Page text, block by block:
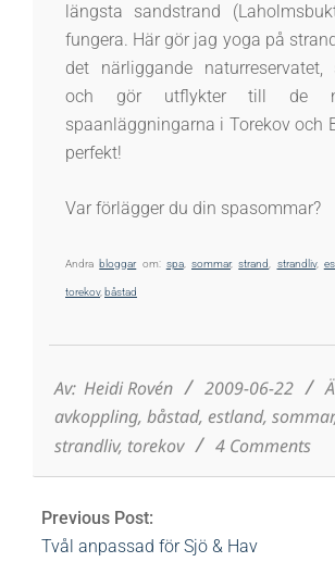
längsta sandstrand
fungera. Här gör jag yoga på
det närliggande
och gör utflykter till de
spaanläggningarna i Torekov och
perfekt!
Var förlägger du din spasommar?
Andrabloggarom: spa, sommar,strand, strandliv,
torekov,båstad
22
Av: Heidi Rovén 2009-06-22
avkoppling, båstad, estland, sommar
strandliv, torekov 4 Comments
Previous Post:
Tvål anpassad för Sjö & Hav